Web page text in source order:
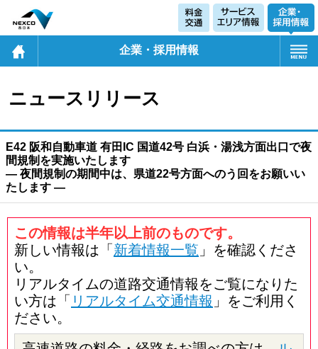
企業・採用情報
ニュースリリース
E42 阪和自動車道 有田IC 国道42号 白浜・湯浅方面出口で夜
間規制を実施いたします
― 夜間規制の期間中は、県道22号方面へのう回をお願いい
たします ―
この情報は半年以上前のものです。
新しい情報は「 新着情報一覧 」を確認くださ
い。
リアルタイムの道路交通情報をご覧になりた
い方は「 リアルタイム交通情報 」をご利用く
ださい。